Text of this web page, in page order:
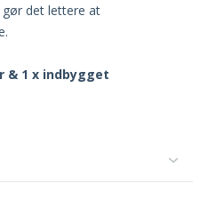
det lettere at
& 1 x indbygget